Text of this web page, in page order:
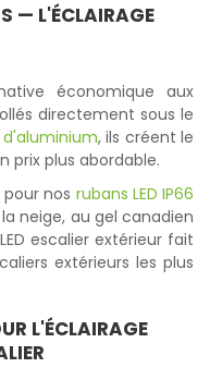
— L'ÉCLAIRAGE
économique aux
directement sous le
, ils créent le
plus abordable.
nos rubans LED IP66
neige, au gel canadien
escalier extérieur fait
extérieurs les plus
L'ÉCLAIRAGE